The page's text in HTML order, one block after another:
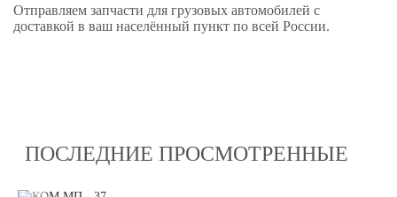
Отправляем запчасти для грузовых автомобилей с
доставкой в ваш населённый пункт по всей России.
ПОСЛЕДНИЕ ПРОСМОТРЕННЫЕ